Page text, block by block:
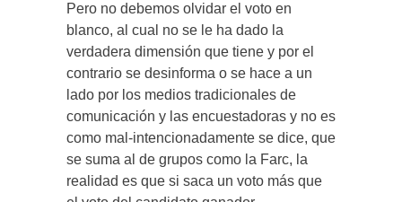
Pero no debemos olvidar el voto en
blanco, al cual no se le ha dado la
verdadera dimensión que tiene y por el
contrario se desinforma o se hace a un
lado por los medios tradicionales de
comunicación y las encuestadoras y no es
como mal-intencionadamente se dice, que
se suma al de grupos como la Farc, la
realidad es que si saca un voto más que